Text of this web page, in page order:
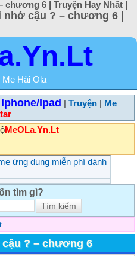
6 | Truyện Hay Nhất |
cậu ? – chương 6 |
Hài Ola
Iphone/Ipad Truyện
Me
MeOLa.Yn.Lt
ứng dụng miễn phí dành
tìm gì?
? – chương 6